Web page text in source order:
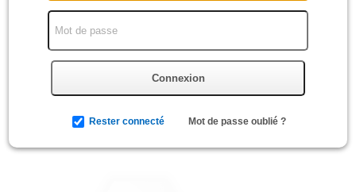
Connexion
Rester connecté Mot de passe oublié ?